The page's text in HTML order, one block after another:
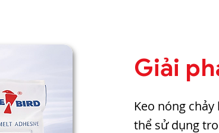
Giải
Keo nóng
thể sử dụng